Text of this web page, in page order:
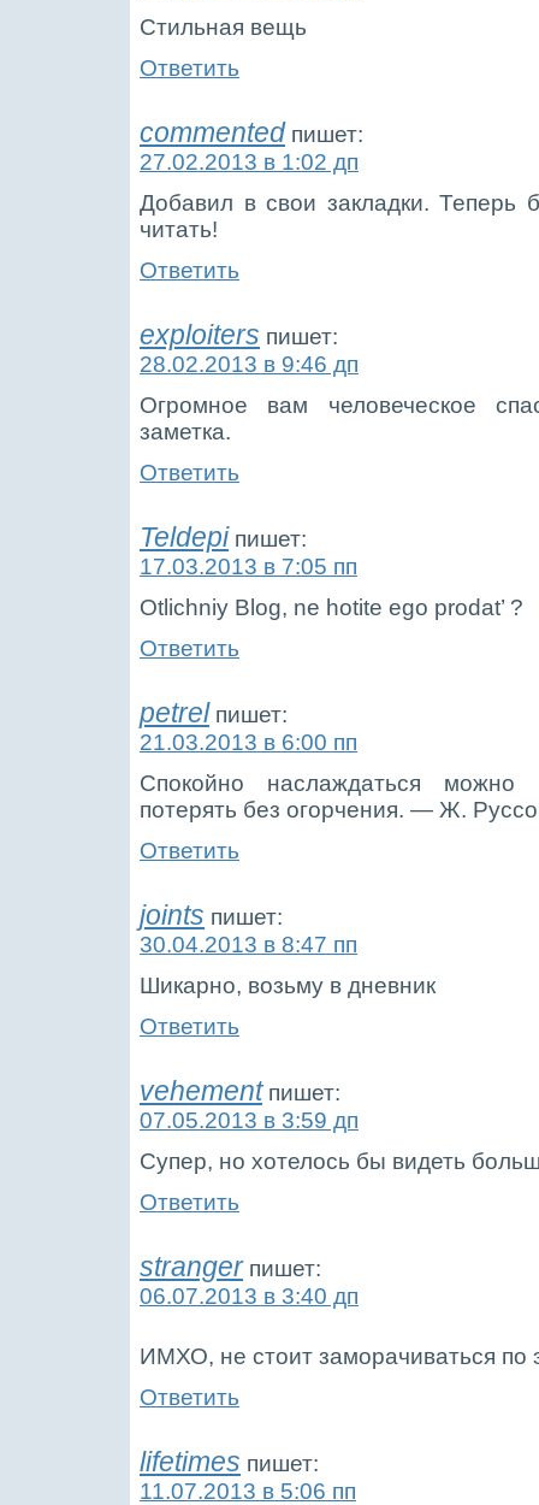
Стильная вещь
Ответить
commented пишет:
27.02.2013 в 1:02 дп
Добавил в свои закладки. Теперь
читать!
Ответить
exploiters пишет:
28.02.2013 в 9:46 дп
Огромное вам человеческое
заметка.
Ответить
Teldepi пишет:
17.03.2013 в 7:05 пп
Otlichniy Blog, ne hotite ego prodat’ ?
Ответить
petrel пишет:
21.03.2013 в 6:00 пп
Спокойно наслаждаться
потерять без огорчения. — Ж. Руссо
Ответить
joints пишет:
30.04.2013 в 8:47 пп
Шикарно, возьму в дневник
Ответить
vehement пишет:
07.05.2013 в 3:59 дп
Супер, но хотелось бы видеть
Ответить
stranger пишет:
06.07.2013 в 3:40 дп
ИМХО, не стоит заморачиваться по
Ответить
lifetimes пишет:
11.07.2013 в 5:06 пп